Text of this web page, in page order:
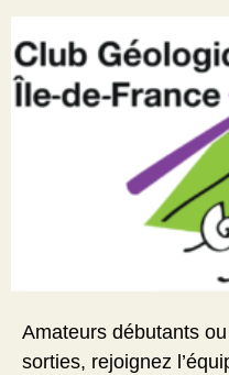
Amateurs débutants
sorties, rejoignez